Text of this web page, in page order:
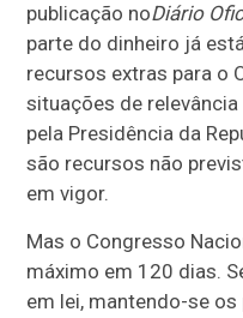
publicação noDiário
parte do dinheiro já
recursos extras para o
situações de
pela Presidência da
são recursos não
em vigor.
Mas o Congresso
máximo em 120 dias.
em lei, mantendo-se